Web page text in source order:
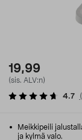
19,99
(sis. ALV:n)
4.7 (
Meikkipeili
ja kylmä valo.